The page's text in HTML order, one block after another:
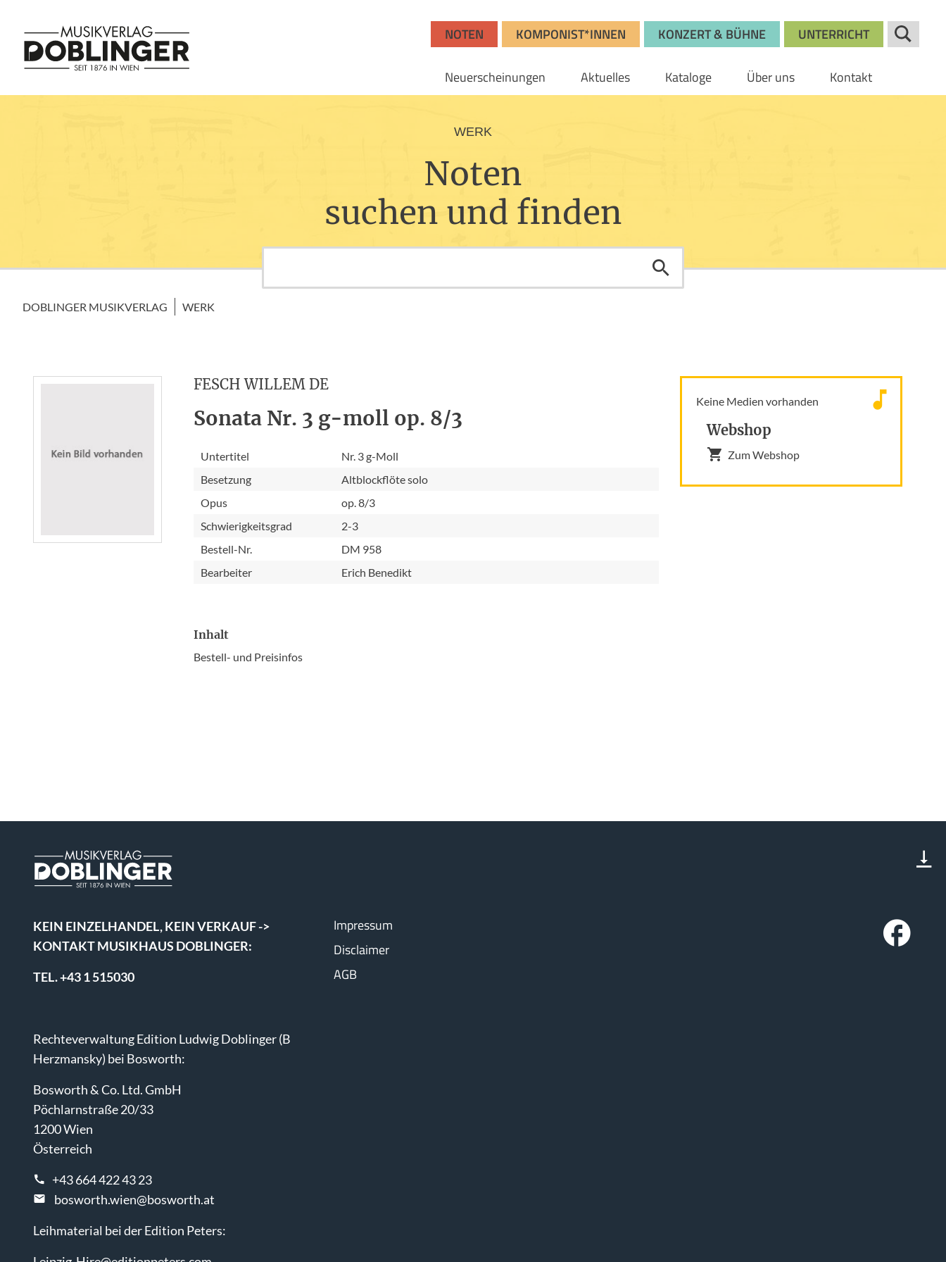
NOTEN KOMPONIST*INNEN KONZERT & BÜHNE UNTERRICHT
Neuerscheinungen Aktuelles Kataloge Über uns Kontakt
WERK
Noten
suchen und finden
DOBLINGER MUSIKVERLAG WERK
FESCH WILLEM DE
Sonata Nr. 3 g-moll op. 8/3
Untertitel
Nr. 3 g-Moll
Besetzung
Altblockflöte solo
Opus
op. 8/3
Schwierigkeitsgrad
2-3
Bestell-Nr.
DM 958
Bearbeiter
Erich Benedikt
Keine Medien vorhanden
Webshop
Zum Webshop
Inhalt
Bestell- und Preisinfos
KEIN EINZELHANDEL, KEIN VERKAUF ->
KONTAKT MUSIKHAUS DOBLINGER:
TEL. +43 1 515030
Rechteverwaltung Edition Ludwig Doblinger (B
Herzmansky) bei Bosworth:
Bosworth & Co. Ltd. GmbH
Pöchlarnstraße 20/33
1200 Wien
Österreich
+43 664 422 43 23
bosworth.wien@bosworth.at
Leihmaterial bei der Edition Peters:
Impressum
Disclaimer
AGB